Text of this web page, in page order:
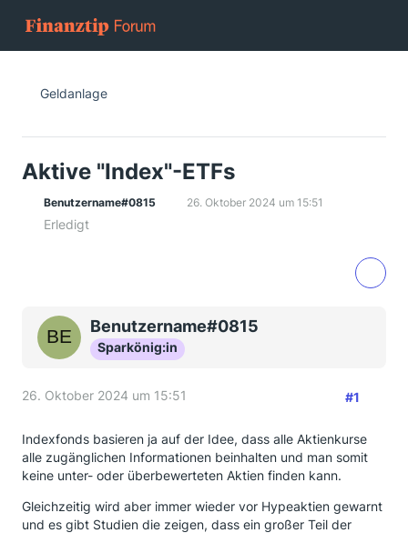
Geldanlage
Aktive "Index"-ETFs
Benutzername#0815 26. Oktober 2024 um 15:51
Erledigt
Benutzername#0815
Sparkönig:in
26. Oktober 2024 um 15:51 #1
Indexfonds basieren ja auf der Idee, dass alle Aktienkurse
alle zugänglichen Informationen beinhalten und man somit
keine unter- oder überbewerteten Aktien finden kann.
Gleichzeitig wird aber immer wieder vor Hypeaktien gewarnt
und es gibt Studien die zeigen, dass ein großer Teil der